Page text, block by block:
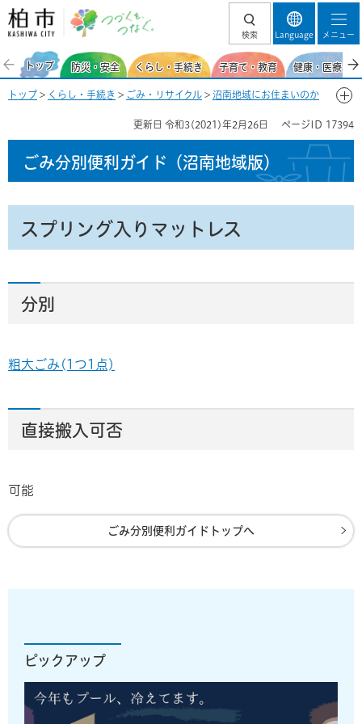
柏市 つづくを、
検索 Language メニュー
トップ 防災・安全 くらし・手続き 子育て・教育 健康・医療・
トップ > くらし・手続き > ごみ・リサイクル > 沼南地域にお住まいのか
更新日 令和3(2021)年2月26日 ページID 17394
ごみ分別便利ガイド （沼南地域版）
スプリング入りマットレス
分別
粗大ごみ(1つ1点)
直接搬入可否
可能
ごみ分別便利ガイドトップへ
ピックアップ